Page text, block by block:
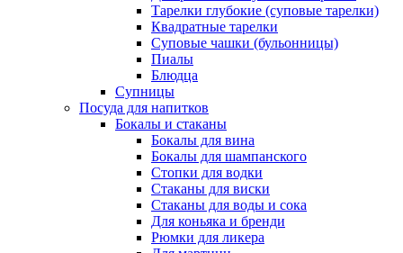
Тарелки глубокие (суповые тарелки)
Квадратные тарелки
Суповые чашки (бульонницы)
Пиалы
Блюдца
Супницы
Посуда для напитков
Бокалы и стаканы
Бокалы для вина
Бокалы для шампанского
Стопки для водки
Стаканы для виски
Стаканы для воды и сока
Для коньяка и бренди
Рюмки для ликера